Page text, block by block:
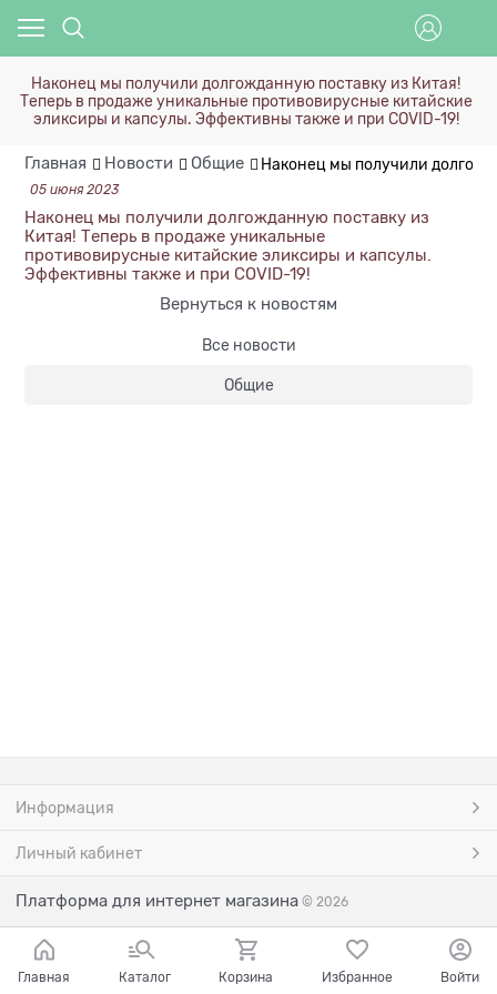
Наконец мы получили долгожданную поставку из Китая!
Теперь в продаже уникальные противовирусные китайские
эликсиры и капсулы. Эффективны также и при COVID-19!
Главная Новости Общие Наконец мы получили
05 июня 2023
Наконец мы получили долгожданную поставку из
Китая! Теперь в продаже уникальные
противовирусные китайские эликсиры и капсулы.
Эффективны также и при COVID-19!
Вернуться к новостям
Все новости
Общие
Информация
Личный кабинет
Платформа для интернет магазина © 2026
Главная Каталог Корзина Избранное Войти